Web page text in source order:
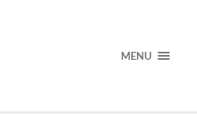
MENU